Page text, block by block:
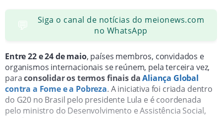
💬
Siga o canal de notícias do meionews.com
no WhatsApp
Entre 22 e 24 de maio, países membros, convidados e
organismos internacionais se reúnem, pela terceira vez,
paraconsolidar os termos finais daAliança Global
contra a Fome e a Pobreza. A iniciativa foi criada dentro
do G20 no Brasil pelo presidente Lula e é coordenada
pelo ministro do Desenvolvimento e Assistência Social,